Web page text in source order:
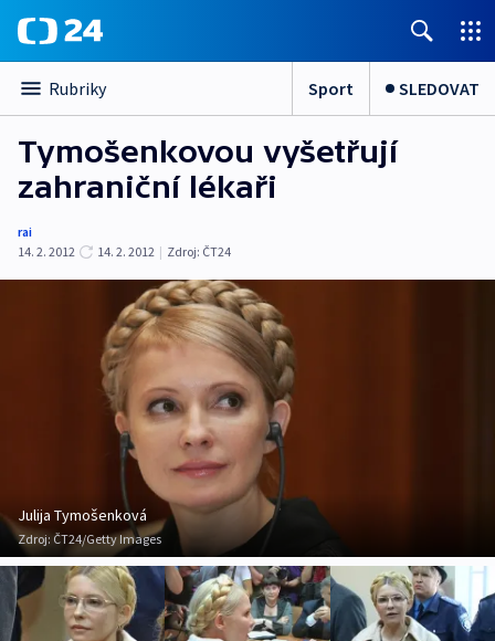
Rubriky Sport SLEDOVAT
Tymošenkovou vyšetřují
zahraniční lékaři
rai
14. 2. 2012
14. 2. 2012 | Zdroj: ČT24
Julija Tymošenková
Zdroj: ČT24/Getty Images